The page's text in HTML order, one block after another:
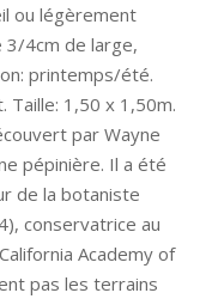
ou légèrement
3/4cm de large,
printemps/été.
Taille: 1,50 x 1,50m.
par Wayne
pépinière. Il a été
de la botaniste
conservatrice au
Academy of
pas les terrains